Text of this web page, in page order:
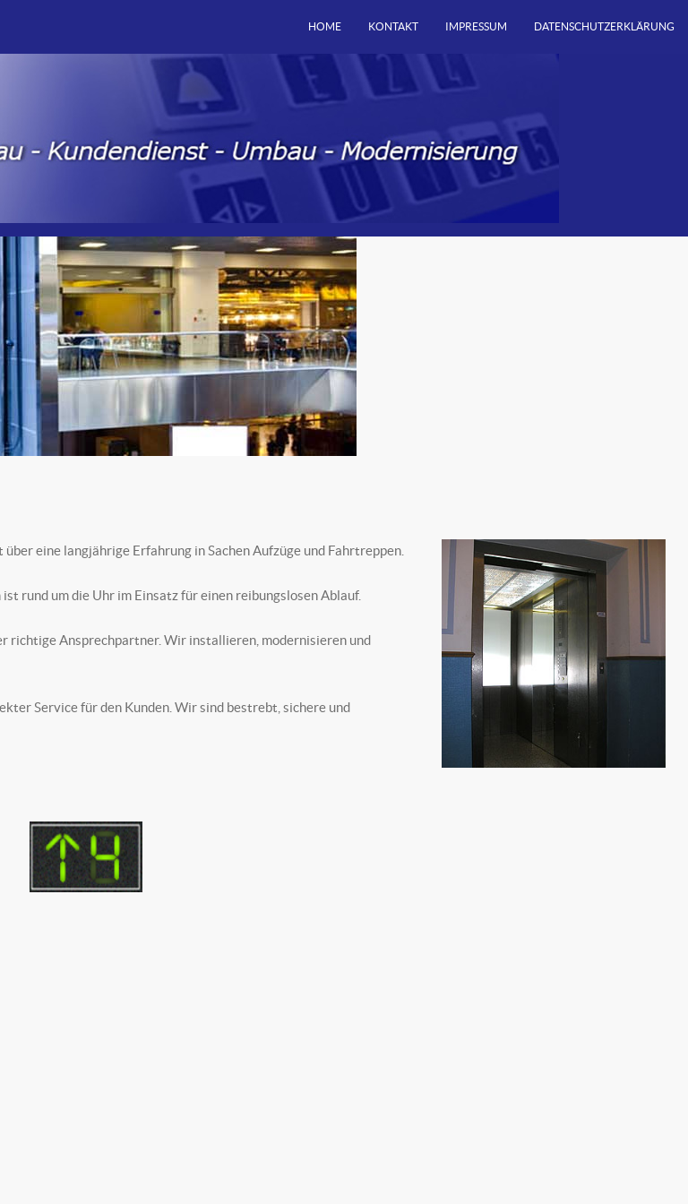
HOME KONTAKT IMPRESSUM DATENSCHUTZERKLÄRUNG
eine langjährige Erfahrung in Sachen Aufzüge und Fahrtreppen.
rund um die Uhr im Einsatz für einen reibungslosen Ablauf.
richtige Ansprechpartner. Wir installieren, modernisieren und
Service für den Kunden. Wir sind bestrebt, sichere und